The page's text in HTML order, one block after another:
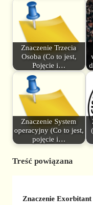
Znaczenie Trzecia
Osoba (Co to jest,
Pojęcie i…
Znaczenie System
operacyjny (Co to jest,
pojęcie i…
Treść powiązana
Znaczenie Exorbitant